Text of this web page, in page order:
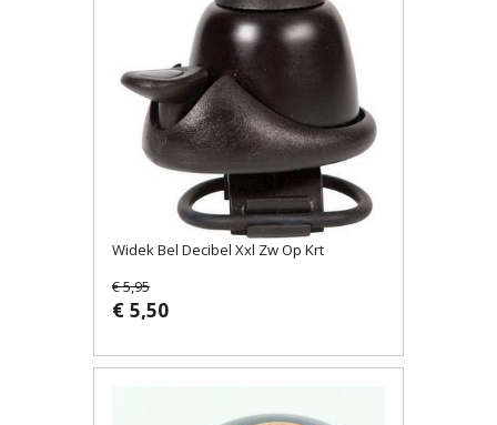
Widek Bel Decibel Xxl Zw Op Krt
€ 5,95
€ 5,50